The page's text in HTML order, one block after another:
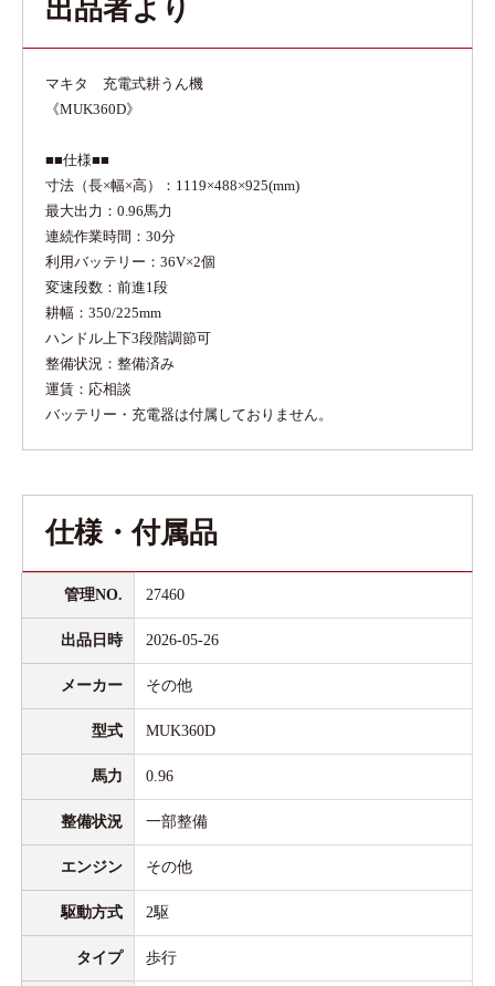
出品者より
マキタ 充電式耕うん機
《MUK360D》
■■仕様■■
寸法（長×幅×高）：1119×488×925(mm)
最大出力：0.96馬力
連続作業時間：30分
利用バッテリー：36V×2個
変速段数：前進1段
耕幅：350/225mm
ハンドル上下3段階調節可
整備状況：整備済み
運賃：応相談
バッテリー・充電器は付属しておりません。
仕様・付属品
管理NO. 27460
出品日時 2026-05-26
メーカー その他
型式 MUK360D
馬力 0.96
整備状況 一部整備
エンジン その他
駆動方式 2駆
タイプ 歩行